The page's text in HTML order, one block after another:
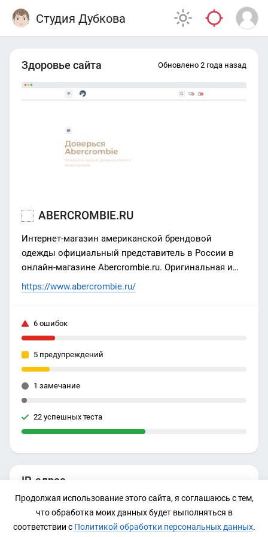
Студия Дубкова
IP-адрес
185.93.109.43
Здоровье сайта Обновлено 2 года назад
ABERCROMBIE.RU
Интернет-магазин американской брендовой
одежды официальный представитель в России в
онлайн-магазине Abercrombie.ru. Оригинальная и
стильная одежда американского бренда
https://www.abercrombie.ru/
6 ошибок
5 предупреждений
1 замечание
22 успешных теста
Продолжая использование этого сайта, я соглашаюсь с тем,
что обработка моих данных будет выполняться в
соответствии с Политикой обработки персональных данных.